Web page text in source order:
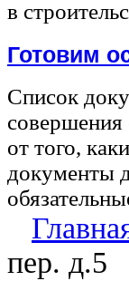
в
Готовим
Список
от того,
документы
пер. д.5